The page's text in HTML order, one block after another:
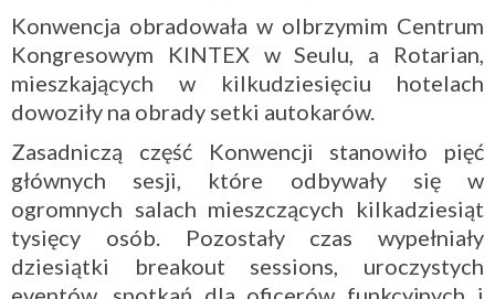
Konwencja obradowała w olbrzymim Centrum
Kongresowym KINTEX w Seulu, a Rotarian,
mieszkających w kilkudziesięciu hotelach
dowoziły na obrady setki autokarów.
Zasadniczą część Konwencji stanowiło pięć
głównych sesji, które odbywały się w
ogromnych salach mieszczących kilkadziesiąt
tysięcy osób. Pozostały czas wypełniały
dziesiątki breakout sessions, uroczystych